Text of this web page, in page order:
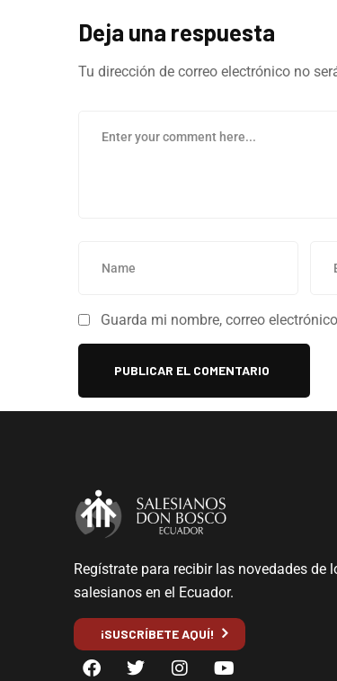
Deja una respuesta
Tu dirección de correo electrónico no
Guarda mi nombre, correo
Regístrate para recibir las novedades de
salesianos en el Ecuador.
¡SUSCRÍBETE AQUÍ!